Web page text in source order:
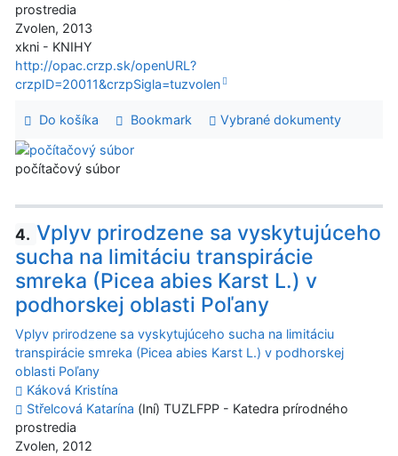
prostredia
Zvolen, 2013
xkni - KNIHY
http://opac.crzp.sk/openURL?
crzpID=20011&crzpSigla=tuzvolen
Do košíka Bookmark Vybrané dokumenty
počítačový súbor
4. Vplyv prirodzene sa vyskytujúceho
sucha na limitáciu transpirácie
smreka (Picea abies Karst L.) v
podhorskej oblasti Poľany
Vplyv prirodzene sa vyskytujúceho sucha na limitáciu
transpirácie smreka (Picea abies Karst L.) v podhorskej
oblasti Poľany
Káková Kristína
Střelcová Katarína (Iní) TUZLFPP - Katedra prírodného
prostredia
Zvolen, 2012